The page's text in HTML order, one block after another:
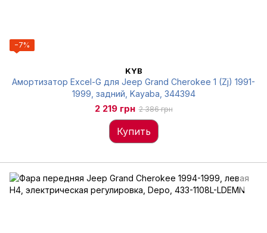
−7%
KYB
Амортизатор Excel-G для Jeep Grand Cherokee 1 (Zj) 1991-
1999, задний, Kayaba, 344394
2 219 грн 2 386 грн
Купить